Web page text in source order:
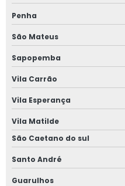
Janela sobreposta
Janela sobreposta acústica
Janela sobreposta de alto
Janela sobreposta de
Janela sobreposta de giro
Penha
São Mateus
Sapopemba
Vila Carrão
Vila Esperança
Vila Matilde
São Caetano do sul
Santo André
Guarulhos